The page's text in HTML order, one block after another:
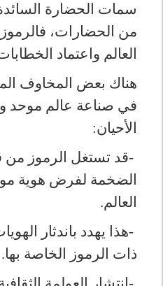
سمات الحضارة
من الحضارات،
العالم واعتماد
هناك بعض المخاوف
في صناعة عالم
الأحيان:
-قد تستغل الرموز من
الضخمة لفرض هوية
العالم.
-هذا يهدد باندثار
ذات الرموز الخاصة بها.